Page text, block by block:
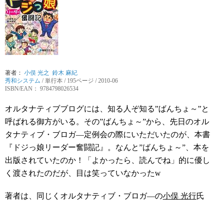
著者： 小俣 光之 鈴木 麻紀
秀和システム / 単行本 / 195ページ / 2010-06
ISBN/EAN： 9784798026534
オルタナティブブログには、知る人ぞ知る”ばんちょ～”と
呼ばれる御方がいる。その”ばんちょ～”から、先日のオル
タナティブ・ブロガ―定例会の際にいただいたのが、本書
『ドジっ娘リーダー奮闘記』。なんと”ばんちょ～”、本を
出版されていたのか！「よかったら、読んでね」的に優し
く渡されたのだが、目は笑っていなかったw
著者は、同じくオルタナティブ・ブロガ―の小俣 光行氏